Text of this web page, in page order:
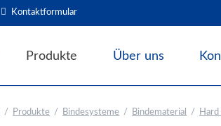
Kontaktformular
Produkte
Bindesysteme
Über uns
Produkte Bindesysteme Bindematerial